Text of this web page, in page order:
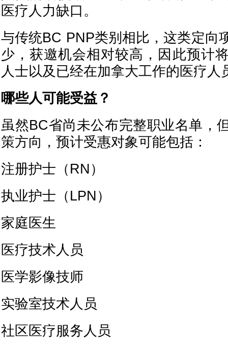
医疗人力缺口。
与传统BC PNP类别相比，这类定向
少，获邀机会相对较高，因此预计
人士以及已经在加拿大工作的医疗人
哪些人可能受益？
虽然BC省尚未公布完整职业名单，
策方向，预计受惠对象可能包括：
注册护士（RN）
执业护士（LPN）
家庭医生
医疗技术人员
医学影像技师
实验室技术人员
社区医疗服务人员